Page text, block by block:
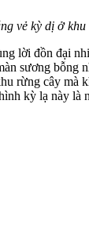
vẻ kỳ dị ở
lời đồn đại
sương bỗng
rừng cây mà
kỳ lạ này là